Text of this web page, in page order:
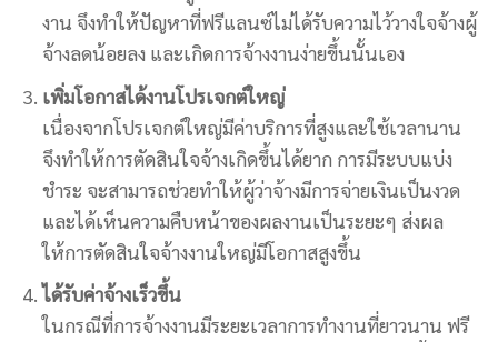
งาน จึงทำให้ปัญหาที่ฟรีแลนซ์ไม่ได้รับความไว้วางใจจ้างผู้
จ้างลดน้อยลง และเกิดการจ้างงานง่ายขึ้นนั้นเอง
เพิ่มโอกาสได้งานโปรเจกต์ใหญ่
เนื่องจากโปรเจกต์ใหญ่มีค่าบริการที่สูงและใช้เวลานาน
จึงทำให้การตัดสินใจจ้างเกิดขึ้นได้ยาก การมีระบบแบ่ง
ชำระ จะสามารถช่วยทำให้ผู้ว่าจ้างมีการจ่ายเงินเป็นงวด
และได้เห็นความคืบหน้าของผลงานเป็นระยะๆ ส่งผล
ให้การตัดสินใจจ้างงานใหญ่มีโอกาสสูงขึ้น
ได้รับค่าจ้างเร็วขึ้น
ในกรณีที่การจ้างงานมีระยะเวลาการทำงานที่ยาวนาน ฟรี